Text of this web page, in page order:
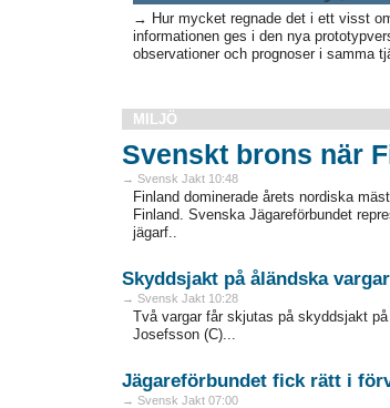
→ Hur mycket regnade det i ett visst
informationen ges i den nya
observationer och prognoser i samma
MILJÖ
Svenskt brons när
→ Svensk Jakt 10:48
Finland dominerade årets nordiska
Finland. Svenska Jägareförbundet
jägarf..
Skyddsjakt på åländska vargar
→ Svensk Jakt 10:28
Två vargar får skjutas på skyddsjakt
Josefsson (C)...
Jägareförbundet fick rätt i
→ Svensk Jakt 07:00